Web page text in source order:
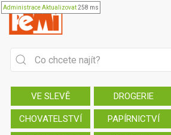
AdministraceAktualizovat258 ms
VE SLEVĚ DROGERIE
CHOVATELSTVÍ PAPÍRNICTVÍ